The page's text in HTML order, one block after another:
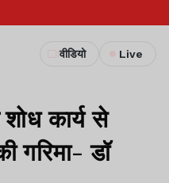
वीडियो Live
कार्य से
गरिमा- डॉ